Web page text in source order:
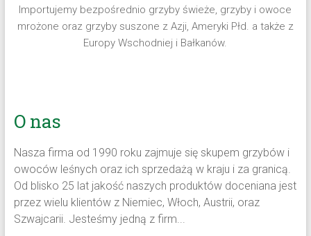
Importujemy bezpośrednio grzyby świeże, grzyby i owoce
mrożone oraz grzyby suszone z Azji, Ameryki Płd. a także z
Europy Wschodniej i Bałkanów.
O nas
Nasza firma od 1990 roku zajmuje się skupem grzybów i
owoców leśnych oraz ich sprzedażą w kraju i za granicą.
Od blisko 25 lat jakość naszych produktów doceniana jest
przez wielu klientów z Niemiec, Włoch, Austrii, oraz
Szwajcarii. Jesteśmy jedną z firm...